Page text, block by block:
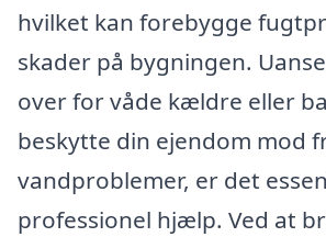
hvilket kan forebygge
skader på bygningen.
over for våde kældre eller
beskytte din ejendom mod
vandproblemer, er det
professionel hjælp. Ved at